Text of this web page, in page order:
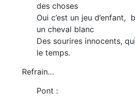
des choses
Oui c’est un jeu d’enfant,
un cheval blanc
Des sourires innocents,
le temps.
Refrain…
Pont :